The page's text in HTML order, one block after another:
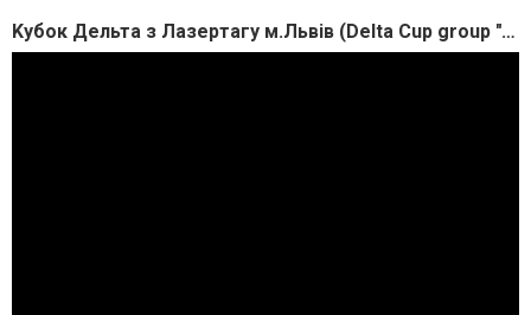
Kубок Дельта з Лазертагу м.Львів (Delta Cup group "A" Lasertag Lviv)